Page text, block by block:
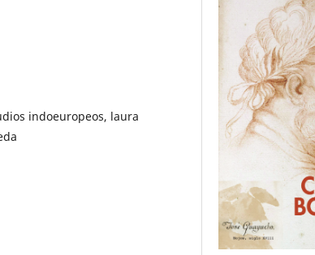
indoeuropeos, laura